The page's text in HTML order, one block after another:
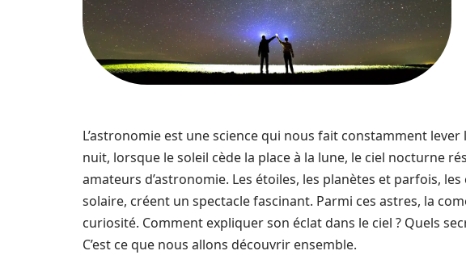
L’astronomie est une science qui nous fait constamment lever
nuit, lorsque le soleil cède la place à la lune, le ciel nocturne
amateurs d’astronomie. Les étoiles, les planètes et parfois,
solaire, créent un spectacle fascinant. Parmi ces astres, la
curiosité. Comment expliquer son éclat dans le ciel ? Quels
C’est ce que nous allons découvrir ensemble.